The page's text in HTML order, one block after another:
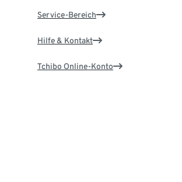
Service-Bereich
Hilfe & Kontakt
Tchibo Online-Konto